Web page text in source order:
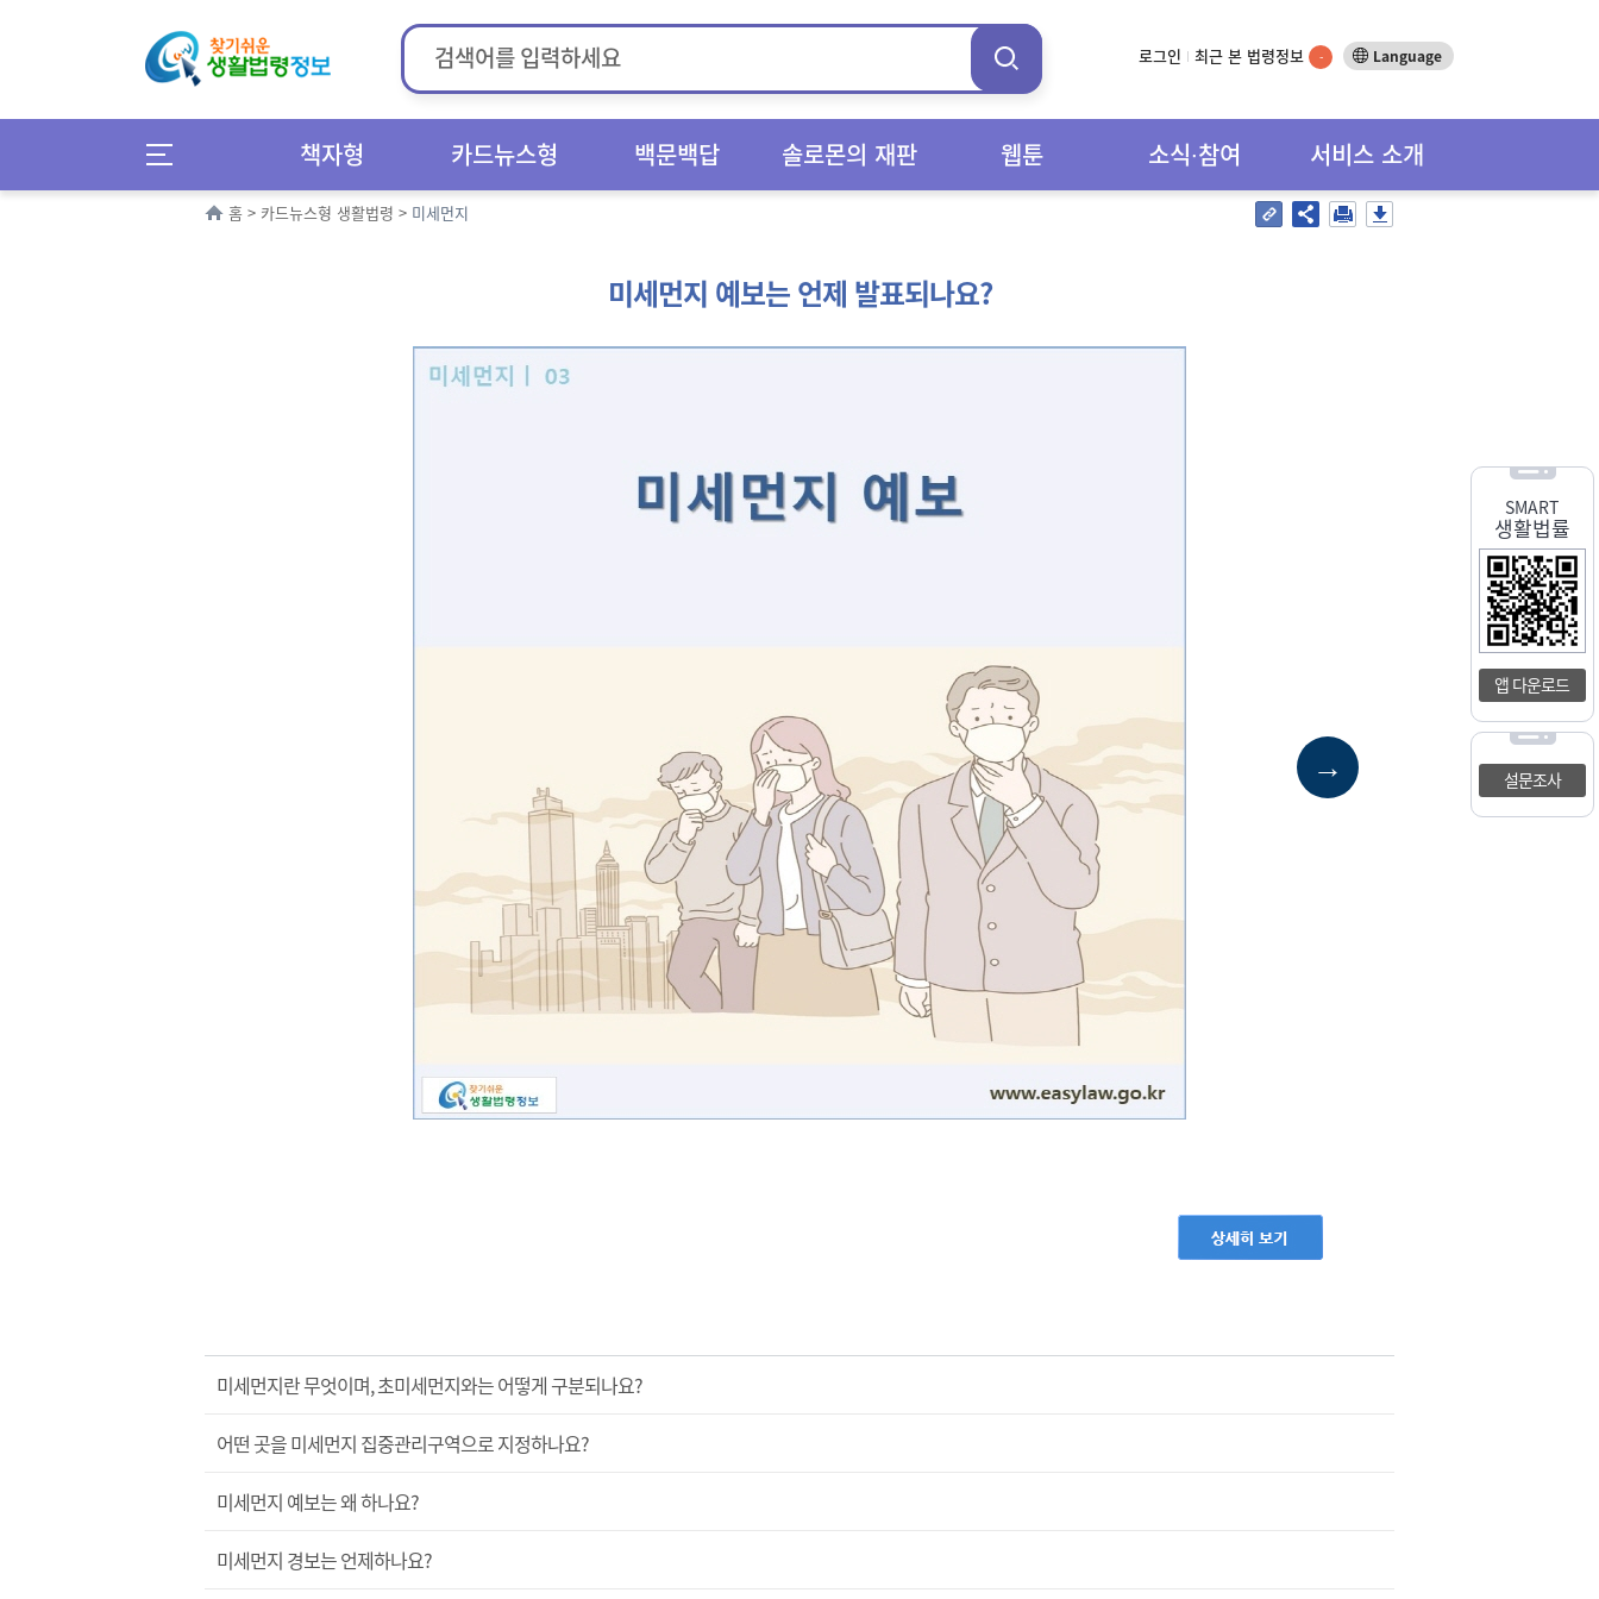
로그인 최근 본 법령정보 - Language
책자형 카드뉴스형 백문백답 솔로몬의 재판 웹툰 소식∙참여 서비스 소개
SMART
생활법률
앱 다운로드
설문조사
홈 > 카드뉴스형 생활법령 > 미세먼지
미세먼지 예보는 언제 발표되나요?
→
미세먼지란 무엇이며, 초미세먼지와는 어떻게 구분되나요?
어떤 곳을 미세먼지 집중관리구역으로 지정하나요?
미세먼지 예보는 왜 하나요?
미세먼지 경보는 언제하나요?